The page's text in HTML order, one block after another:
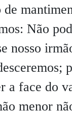
Não
nosso
a face do
menor